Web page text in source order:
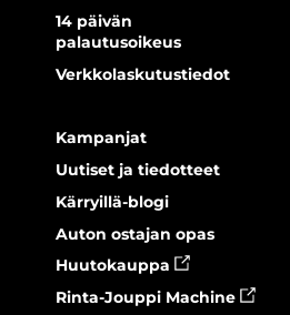
14 päivän
palautusoikeus
Verkkolaskutustiedot
Kampanjat
Uutiset ja tiedotteet
Kärryillä-blogi
Auton ostajan opas
Huutokauppa
Rinta-Jouppi Machine